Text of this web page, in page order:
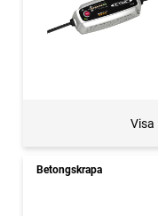
Visa
Betongskrapa